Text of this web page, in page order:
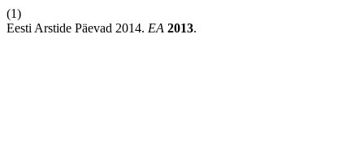
(1)
Eesti Arstide Päevad 2014. EA 2013.